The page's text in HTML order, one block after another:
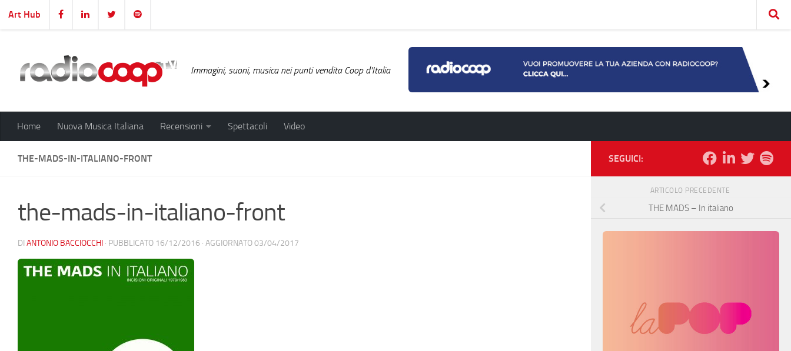
Salta al contenuto
Art Hub
Immagini, suoni, musica nei punti vendita Coop d'Italia
Home Nuova Musica Italiana Recensioni Spettacoli Video
THE-MADS-IN-ITALIANO-FRONT
the-mads-in-italiano-front
DI ANTONIO BACCIOCCHI · PUBBLICATO 16/12/2016 · AGGIORNATO03/04/2017
SEGUICI:
ARTICOLO PRECEDENTE
THE MADS – In italiano